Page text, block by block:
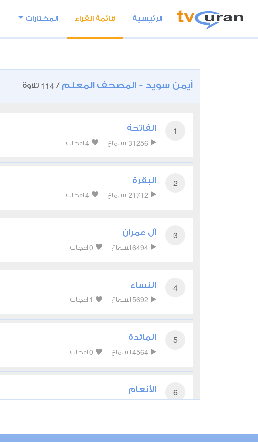
الرئيسية قائمة القراء المختارات
أيمن سويد - المصحف المعلم /
114 تلاوة
1 الفاتحة
31256 استماع 4 اعجاب
2 البقرة
21712 استماع 4 اعجاب
3 آل عمران
6494 استماع 0 اعجاب
4 النساء
5692 استماع 1 اعجاب
5 المائدة
4564 استماع 0 اعجاب
6 الأنعام